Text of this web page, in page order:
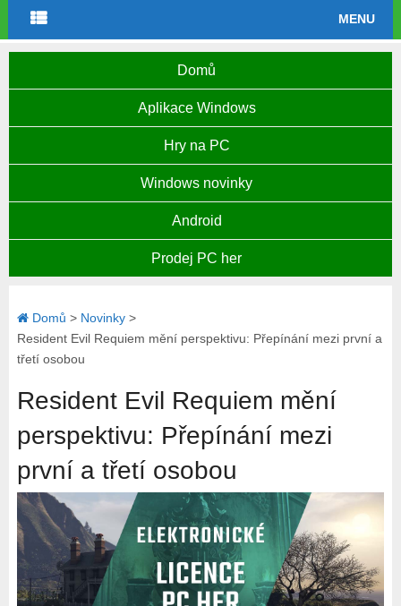
MENU
Domů
Aplikace Windows
Hry na PC
Windows novinky
Android
Prodej PC her
Domů > Novinky>
Resident Evil Requiem mění perspektivu: Přepínání mezi první a
třetí osobou
Resident Evil Requiem mění
perspektivu: Přepínání mezi
první a třetí osobou